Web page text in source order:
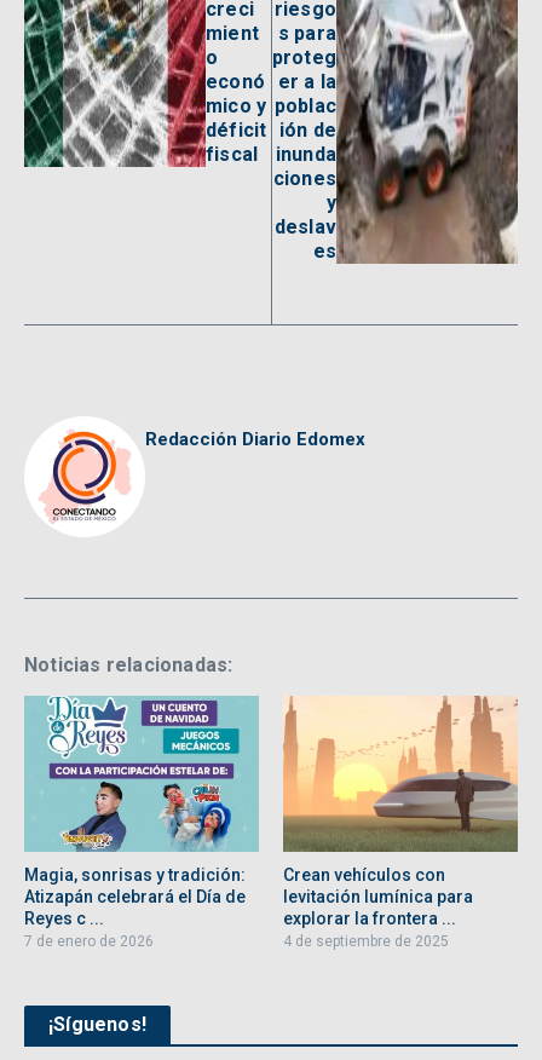
creci
mient
o
econó
mico y
déficit
fiscal
riesgo
s para
proteg
er a la
poblac
ión de
inunda
ciones
y
deslav
es
Redacción Diario Edomex
Noticias relacionadas:
Magia, sonrisas y tradición:
Atizapán celebrará el Día de
Reyes c ...
7 de enero de 2026
Crean vehículos con
levitación lumínica para
explorar la frontera ...
4 de septiembre de 2025
¡Síguenos!